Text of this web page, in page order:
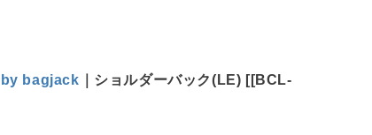
チュニック
チュニックラッピンナイン/アンジェリコルーチェ OMEKASI+（オメカシプラス
bagjack ｜ショルダーバック(LE) [[BCL-